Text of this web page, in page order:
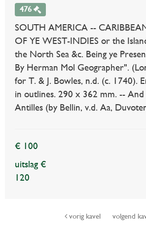
476
SOUTH AMERICA --
OF YE WEST-INDIES or the
the North Sea &c. Being ye
By Herman Mol Geographer".
for T. & J. Bowles, n.d. (c. 1740).
in outlines. 290 x 362 mm. --
Antilles (by Bellin, v.d. Aa,
€ 100
uitslag €
120
vorig kavel volgend